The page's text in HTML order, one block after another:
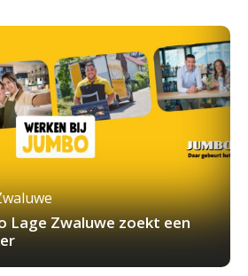
Lage Zwaluwe zoekt een